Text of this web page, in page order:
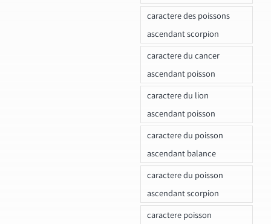
caractere des poissons
ascendant scorpion
caractere du cancer
ascendant poisson
caractere du lion
ascendant poisson
caractere du poisson
ascendant balance
caractere du poisson
ascendant scorpion
caractere poisson